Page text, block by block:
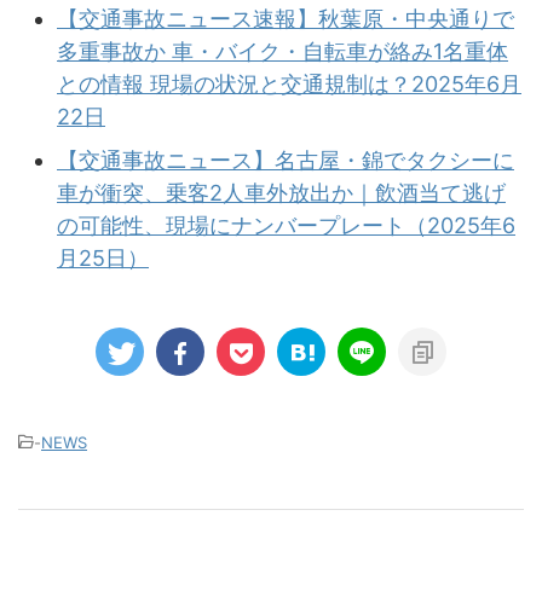
【交通事故ニュース速報】秋葉原・中央通りで
多重事故か 車・バイク・自転車が絡み1名重体
との情報 現場の状況と交通規制は？2025年6月
22日
【交通事故ニュース】名古屋・錦でタクシーに
車が衝突、乗客2人車外放出か｜飲酒当て逃げ
の可能性、現場にナンバープレート（2025年6
月25日）
-NEWS